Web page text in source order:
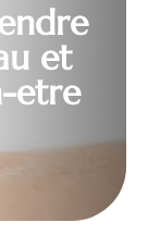
et
etre